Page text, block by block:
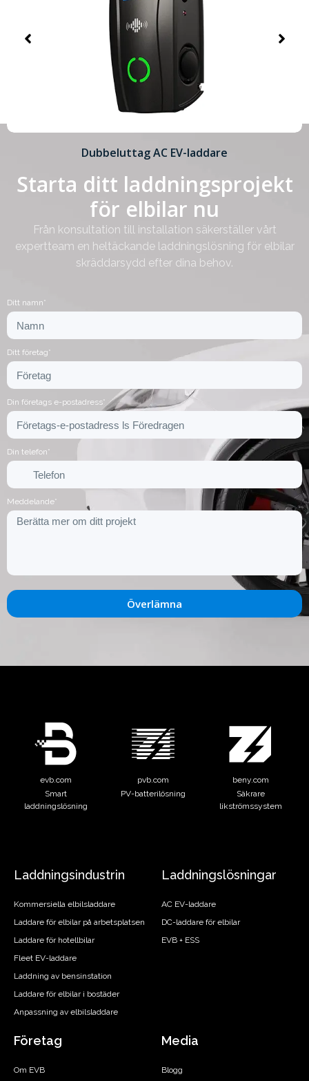
Dubbeluttag AC EV-laddare
Starta ditt laddningsprojekt
för elbilar nu
Från konsultation till installation säkerställer vårt
expertteam en heltäckande laddningslösning för elbilar
skräddarsydd efter dina behov.
Ditt namn*
Ditt företag*
Din företags e-postadress*
Din telefon*
Meddelande*
Överlämna
evb.com
Smart
laddningslösning
pvb.com
PV-batterilösning
beny.com
Säkrare
likströmssystem
Laddningsindustrin
Kommersiella elbilsladdare
Laddare för elbilar på arbetsplatsen
Laddare för hotellbilar
Fleet EV-laddare
Laddning av bensinstation
Laddare för elbilar i bostäder
Anpassning av elbilsladdare
Laddningslösningar
AC EV-laddare
DC-laddare för elbilar
EVB + ESS
Företag
Om EVB
Media
Blogg